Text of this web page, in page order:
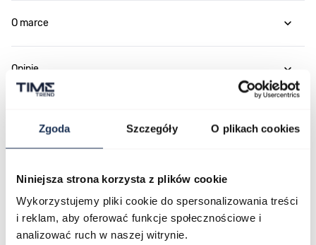
Zgoda Szczegóły O plikach cookies
Niniejsza strona korzysta z plików cookie
Wykorzystujemy pliki cookie do spersonalizowania treści
i reklam, aby oferować funkcje społecznościowe i
analizować ruch w naszej witrynie.
O marce
Opinie
Najczęściej kupowane